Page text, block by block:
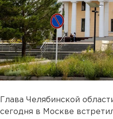
Глава Челябинской
сегодня в Москве